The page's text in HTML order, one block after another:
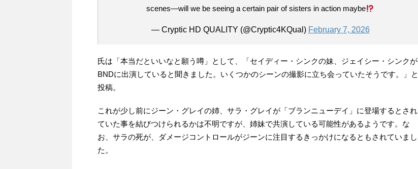
scenes—will we be seeing a certain pair of sisters in action maybe
— Cryptic HD QUALITY (@Cryptic4KQual) February 7, 2026
氏は「本当だといいなと願う噂」として、「セイディー・シンクの妹、ジェイシー・シンクが
BNDに出演していると聞きました。いくつかのシーンの撮影に立ち会っていたそうです。」と
投稿。
これが少し前にジーン・グレイの姉、サラ・グレイが「ブランニューデイ」に登場するとされ
ていた事を結びつけられるかは不明ですが、姉妹で共演している可能性があるようです。な
お、サラの死が、ダメージコントロールがジーンに注目するきっかけになるともされていまし
た。